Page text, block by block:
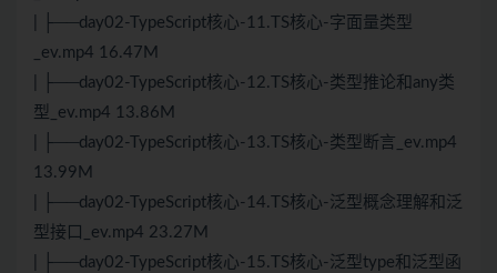
| ├──day02-TypeScript核心-11.TS核心-字面量类型
_ev.mp4 16.47M
| ├──day02-TypeScript核心-12.TS核心-类型推论和any类
型_ev.mp4 13.86M
| ├──day02-TypeScript核心-13.TS核心-类型断言_ev.mp4
13.99M
| ├──day02-TypeScript核心-14.TS核心-泛型概念理解和泛
型接口_ev.mp4 23.27M
| ├──day02-TypeScript核心-15.TS核心-泛型type和泛型函